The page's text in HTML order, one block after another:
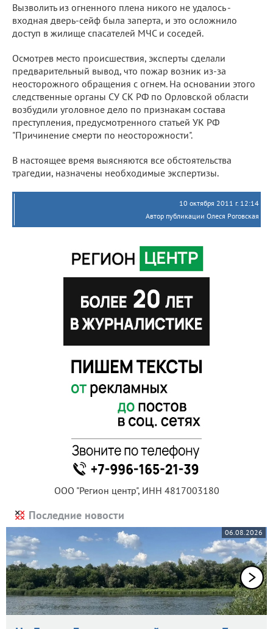
Вызволить из огненного плена никого не удалось -
входная дверь-сейф была заперта, и это осложнило
доступ в жилище спасателей МЧС и соседей.
Осмотрев место происшествия, эксперты сделали
предварительный вывод, что пожар возник из-за
неосторожного обращения с огнем. На основании этого
следственные органы СУ СК РФ по Орловской области
возбудили уголовное дело по признакам состава
преступления, предусмотренного статьей УК РФ
"Причинение смерти по неосторожности".
В настоящее время выясняются все обстоятельства
трагедии, назначены необходимые экспертизы.
10 октября 2011 г. 12:14
Автор публикации Олеся Роговская
ООО "Регион центр", ИНН 4817003180
Последние новости
06.08.2026